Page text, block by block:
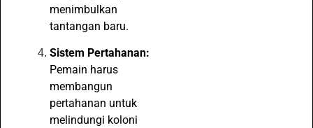
menimbulkan
tantangan baru.
Sistem Pertahanan:
Pemain harus
membangun
pertahanan untuk
melindungi koloni